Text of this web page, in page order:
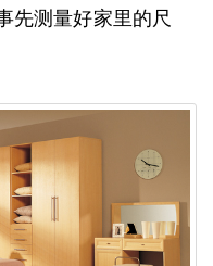
先测量好家里的尺